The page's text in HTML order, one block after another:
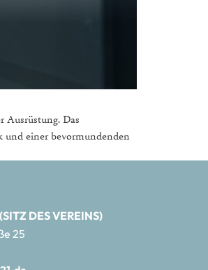
Ausrüstung. Das
und einer bevormundenden
DES VEREINS)
25